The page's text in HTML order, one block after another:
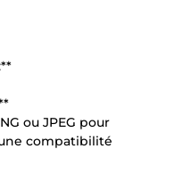
ou JPEG pour
compatibilité